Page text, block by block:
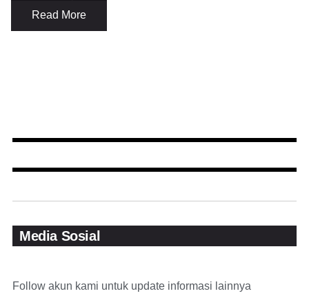
Read More
Media Sosial
Follow akun kami untuk update informasi lainnya